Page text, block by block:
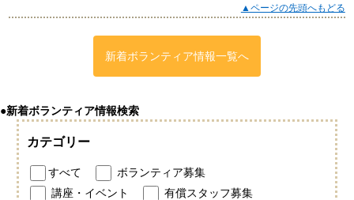
▲ページの先頭へもどる
新着ボランティア情報一覧へ
●新着ボランティア情報検索
カテゴリー
すべて
ボランティア募集
講座・イベント
有償スタッフ募集